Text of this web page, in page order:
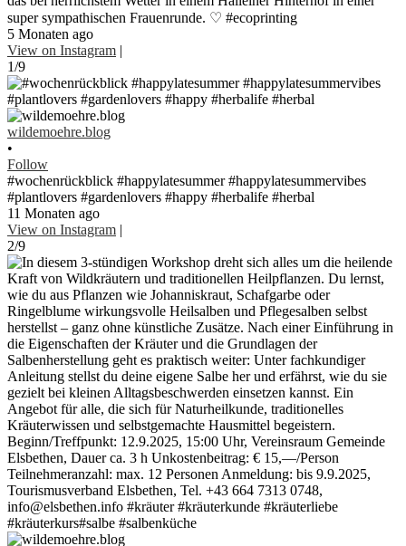
super sympathischen Frauenrunde. ♡ #ecoprinting
5 Monaten ago
View on Instagram |
1/9
wildemoehre.blog
•
Follow
#wochenrückblick #happylatesummer #happylatesummervibes
#plantlovers #gardenlovers #happy #herbalife #herbal
11 Monaten ago
View on Instagram |
2/9